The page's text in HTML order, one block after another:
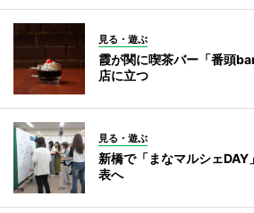
見る・遊ぶ
霞が関に喫茶バー「番頭
店に立つ
見る・遊ぶ
新橋で「まなマルシェ
表へ